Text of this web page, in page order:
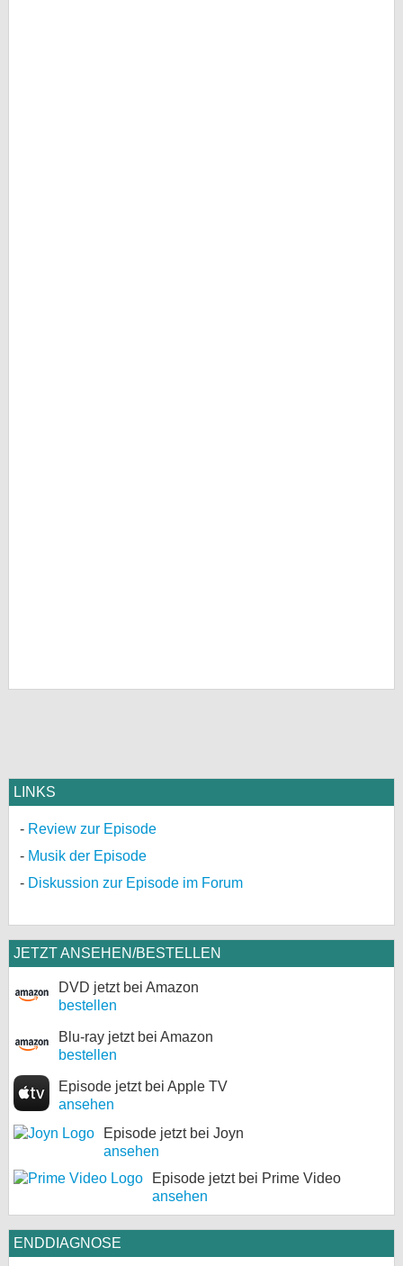
LINKS
Review zur Episode
Musik der Episode
Diskussion zur Episode im Forum
JETZT ANSEHEN/BESTELLEN
DVD jetzt bei Amazon
bestellen
Blu-ray jetzt bei Amazon
bestellen
Episode jetzt bei Apple TV
ansehen
Episode jetzt bei Joyn
ansehen
Episode jetzt bei Prime Video
ansehen
ENDDIAGNOSE